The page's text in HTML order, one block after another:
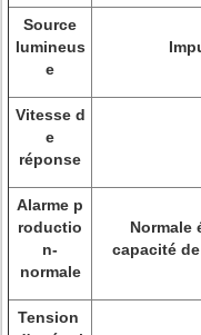
Source
lumineus
e
Vitesse d
e
réponse
Alarme p
roductio
n-
normale
Normale
capacité
Tension